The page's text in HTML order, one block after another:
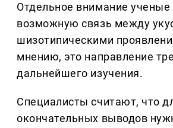
Отдельное внимание ученые
возможную связь между
шизотипическими
мнению, это направление
дальнейшего изучения.
Специалисты считают, что
окончательных выводов